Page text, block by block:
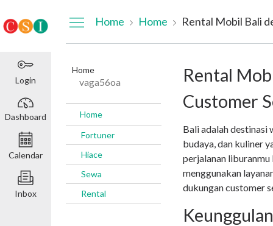
Login
Dashboard
Calendar
Inbox
Home Home
Home
vaga56oa
Home
Fortuner
Hiace
Sewa
Rental
Rental
Customer
Bali adalah destinasi
budaya, dan kuliner
perjalanan liburanmu
menggunakan
dukungan customer